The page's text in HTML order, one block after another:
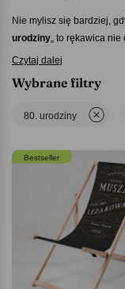
Nie mylisz się bardziej,
urodziny„ to rękawica nie
Spośród kilkudziesięciu
Sprawdź naszeprezenty
wyjątkową radość!
Czytaj dalej
Wybrane filtry
80. urodziny
Bestseller